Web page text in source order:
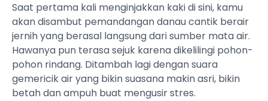
Saat pertama kali menginjakkan kaki di sini, kamu
akan disambut pemandangan danau cantik berair
jernih yang berasal langsung dari sumber mata air.
Hawanya pun terasa sejuk karena dikelilingi pohon-
pohon rindang. Ditambah lagi dengan suara
gemericik air yang bikin suasana makin asri, bikin
betah dan ampuh buat mengusir stres.